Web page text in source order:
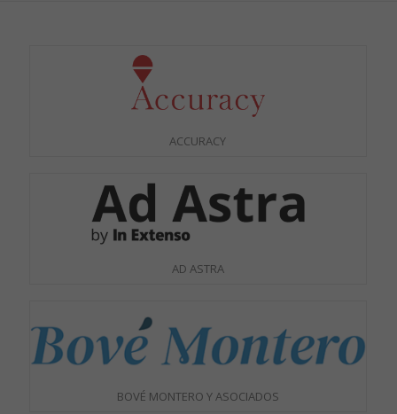
ACCURACY
AD ASTRA
BOVÉ MONTERO Y ASOCIADOS